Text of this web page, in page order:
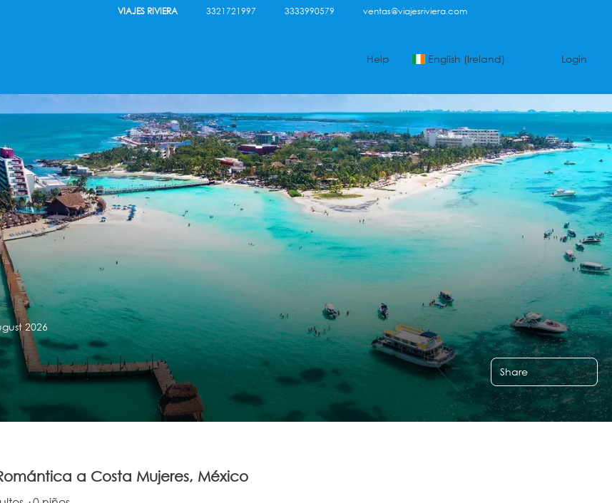
VIAJES RIVIERA 3321721997 3333990579 ventas@viajesriviera.com
Help English (Ireland) Login
2026
Share
a Costa Mujeres, México